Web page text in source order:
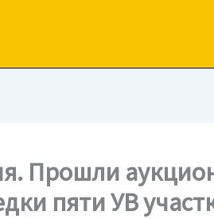
Прошли
пяти УВ